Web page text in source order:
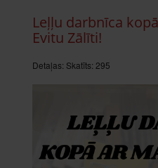
Leļļu darbnīca
Evitu Zālīti!
Detaļas: Skatīts: 295